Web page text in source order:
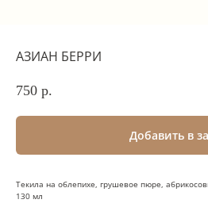
АЗИАН БЕРРИ
750 р.
Добавить в
Текила на облепихе, грушевое пюре,
130 мл